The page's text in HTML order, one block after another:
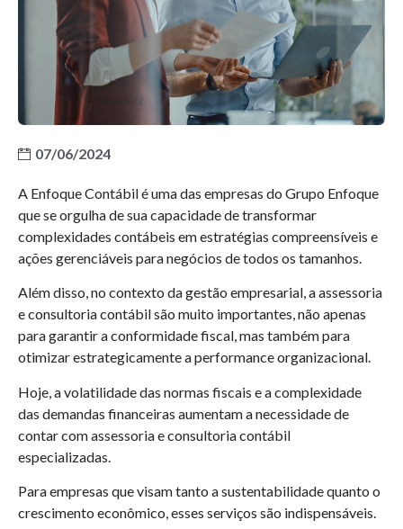
07/06/2024
A Enfoque Contábil é uma das empresas do Grupo Enfoque
que se orgulha de sua capacidade de transformar
complexidades contábeis em estratégias compreensíveis e
ações gerenciáveis para negócios de todos os tamanhos.
Além disso, no contexto da gestão empresarial, a assessoria
e consultoria contábil são muito importantes, não apenas
para garantir a conformidade fiscal, mas também para
otimizar estrategicamente a performance organizacional.
Hoje, a volatilidade das normas fiscais e a complexidade
das demandas financeiras aumentam a necessidade de
contar com assessoria e consultoria contábil
especializadas.
Para empresas que visam tanto a sustentabilidade quanto o
crescimento econômico, esses serviços são indispensáveis.